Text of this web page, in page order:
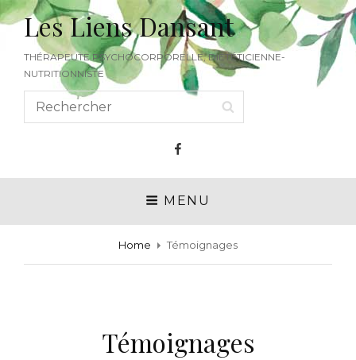
Les Liens Dansant
THÉRAPEUTE PSYCHOCORPORELLE, DIÉTÉTICIENNE-
NUTRITIONNISTE
Search
for:
Facebook
MENU
Home Témoignages
Témoignages